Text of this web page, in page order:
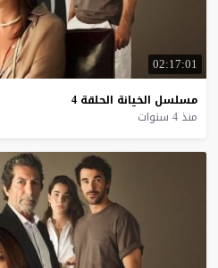
02:17:01
مسلسل الخيانة الحلقة 4
منذ 4 سنوات